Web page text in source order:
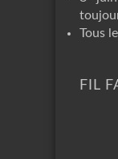
Tous
FIL